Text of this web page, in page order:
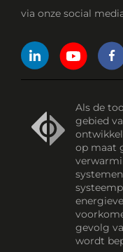
via onze social
Als de
gebied
op maat
gevolg
wordt